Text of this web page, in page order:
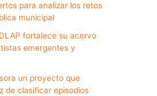
para analizar los retos
municipal
fortalece su acervo
emergentes y
un proyecto que
de clasificar episodios